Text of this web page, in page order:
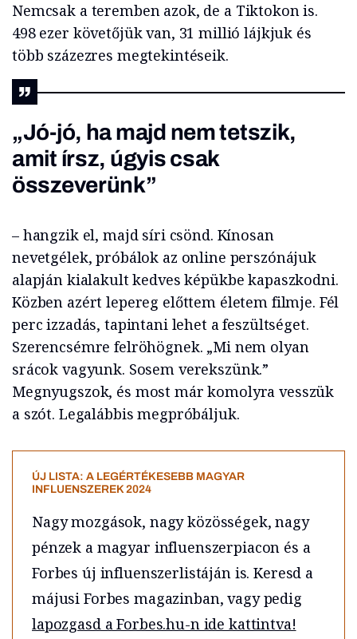
Nemcsak a teremben azok, de a Tiktokon is.
498 ezer követőjük van, 31 millió lájkjuk és
több százezres megtekintéseik.
„Jó-jó, ha majd nem tetszik,
amit írsz, úgyis csak
összeverünk”
– hangzik el, majd síri csönd. Kínosan
nevetgélek, próbálok az online perszónájuk
alapján kialakult kedves képükbe kapaszkodni.
Közben azért lepereg előttem életem filmje. Fél
perc izzadás, tapintani lehet a feszültséget.
Szerencsémre felröhögnek. „Mi nem olyan
srácok vagyunk. Sosem verekszünk.”
Megnyugszok, és most már komolyra vesszük
a szót. Legalábbis megpróbáljuk.
ÚJ LISTA: A LEGÉRTÉKESEBB MAGYAR
INFLUENSZEREK 2024
Nagy mozgások, nagy közösségek, nagy
pénzek a magyar influenszerpiacon és a
Forbes új influenszerlistáján is. Keresd a
májusi Forbes magazinban, vagy pedig
lapozgasd a Forbes.hu-n ide kattintva!